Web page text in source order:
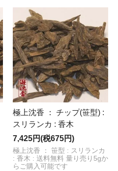
極上沈香 ： チップ(笹型) :
スリランカ : 香木
7,425円(税675円)
極上沈香 ： 笹型 : スリランカ
: 香木 : 送料無料 量り売り5gか
らご購入可能です